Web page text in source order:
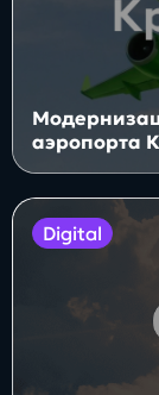
Блог
Бизнес
аэропорта
digital